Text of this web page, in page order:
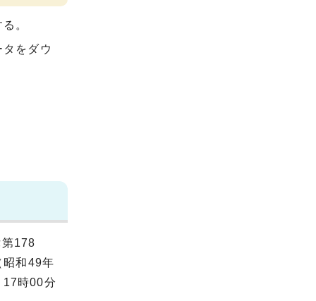
。
をダウ
178
昭和49年
17時00分